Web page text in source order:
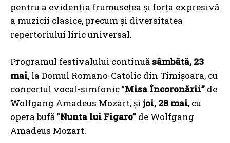
pentru a evidenția frumusețea și forța expresivă
a muzicii clasice, precum și diversitatea
repertoriului liric universal.
Programul festivalului continuă sâmbătă, 23
mai, la Domul Romano-Catolic din Timișoara, cu
concertul vocal-simfonic ”Misa Încoronării” de
Wolfgang Amadeus Mozart, și joi, 28 mai, cu
opera bufă ”Nunta lui Figaro” de Wolfgang
Amadeus Mozart.